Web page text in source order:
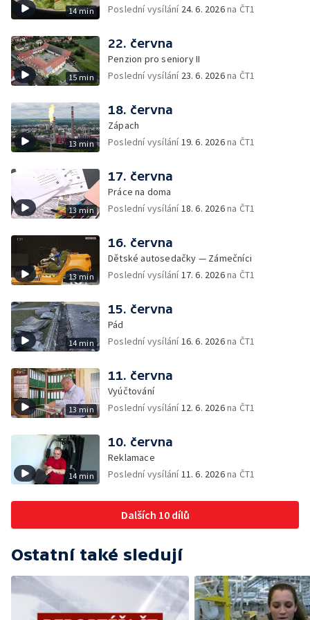
14 min Poslední vysílání 24. 6. 2026na ČT1
15 min
22. června
Penzion pro seniory II
Poslední vysílání 23. 6. 2026na ČT1
13 min
18. června
Zápach
Poslední vysílání19. 6. 2026na ČT1
13 min
17. června
Práce na doma
Poslední vysílání18. 6. 2026na ČT1
13 min
16. června
Dětské autosedačky — Zámečníci
Poslední vysílání17. 6. 2026na ČT1
14 min
15. června
Pád
Poslední vysílání16. 6. 2026na ČT1
13 min
11. června
Vyúčtování
Poslední vysílání12. 6. 2026na ČT1
14 min
10. června
Reklamace
Poslední vysílání11. 6. 2026na ČT1
Dalších 10 dílů
Ostatní také sledují